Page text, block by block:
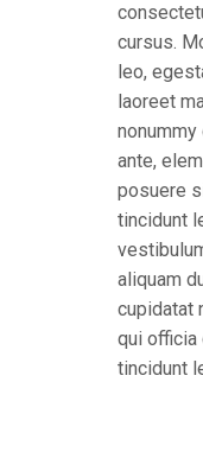
cursus.
leo,
laoreet
ante,
posuere
tincidunt
aliquam
cupidatat
qui officia
tincidunt